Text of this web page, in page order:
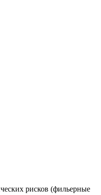
рисков (фильерные